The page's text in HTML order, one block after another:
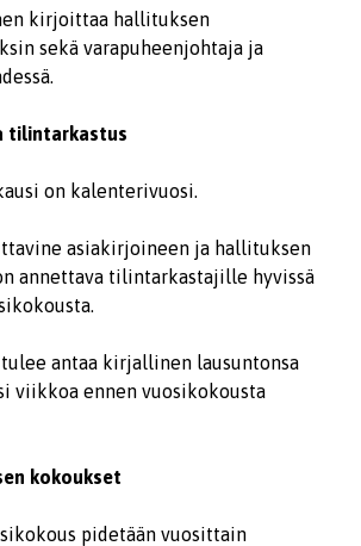
kirjoittaa hallituksen
sekä varapuheenjohtaja ja
on kalenterivuosi.
asiakirjoineen ja hallituksen
annettava tilintarkastajille hyvissä
antaa kirjallinen lausuntonsa
viikkoa ennen vuosikokousta
kokoukset
pidetään vuosittain